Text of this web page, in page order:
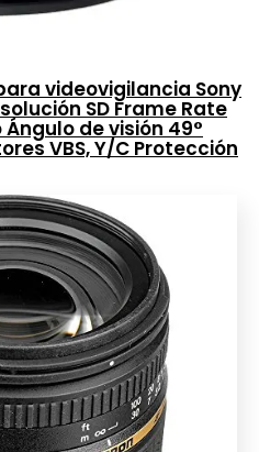
videovigilancia Sony
SD Frame Rate
de visión 49°
VBS, Y/C Protección